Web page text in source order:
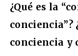
¿Qué es la
conciencia”?
conciencia y